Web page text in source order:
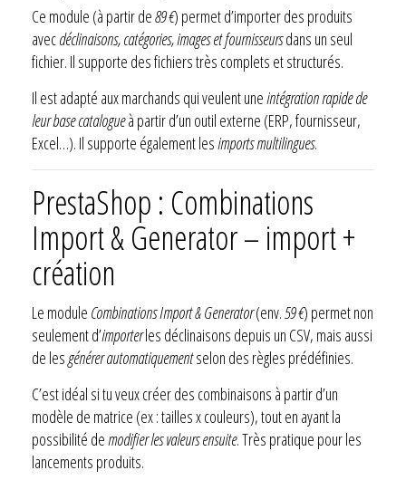
Ce module (à partir de89 €) permet d’importer des produits
avecdéclinaisons, catégories, images et fournisseursdans un seul
fichier. Il supporte des fichiers très complets et structurés.
Il est adapté aux marchands qui veulent uneintégration rapide de
leur base catalogueà partir d’un outil externe (ERP, fournisseur,
Excel…). Il supporte également lesimports multilingues.
PrestaShop : Combinations
Import & Generator – import +
création
Le module Combinations Import & Generator(env.59 €) permet non
seulement d’importerles déclinaisons depuis un CSV, mais aussi
de les générer automatiquementselon des règles prédéfinies.
C’est idéal si tu veux créer des combinaisons à partir d’un
modèle de matrice (ex : tailles x couleurs), tout en ayant la
possibilité de modifier les valeurs ensuite. Très pratique pour les
lancements produits.